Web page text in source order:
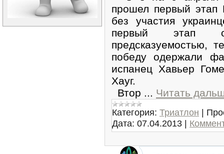
прошел первый этап
без участия
первый этап
предсказуемостью,
победу одержали
испанец Хавьер
Хауг.
Втор ... Читать
Категория: Триатлон |
Дата: 07.04.2013 |